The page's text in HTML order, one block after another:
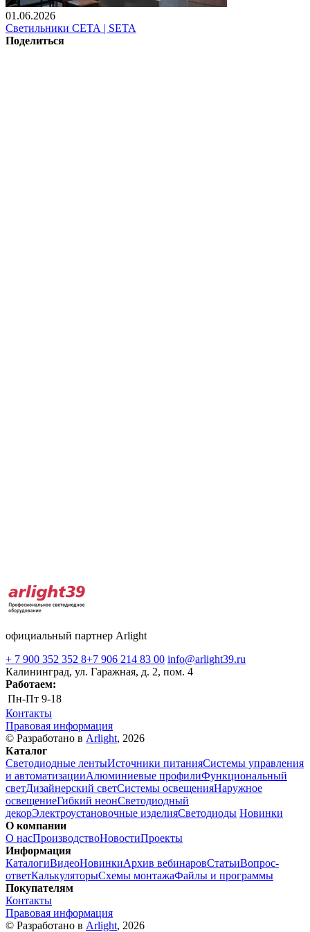
01.06.2026
Светильники СЕТА | SETA
Поделиться
официальный партнер Arlight
+ 7 900 352 352 8+7 906 214 83 00 info@arlight39.ru
Калининград, ул. Гаражная, д. 2, пом. 4
Работаем:
Пн-Пт 9-18
Контакты
Правовая информация
© Разработано в Arlight, 2026
Каталог
Светодиодные лентыИсточники питанияСистемы управления
и автоматизацииАлюминиевые профилиФункциональный
светДизайнерский светСистемы освещенияНаружное
освещениеГибкий неонСветодиодный
декорЭлектроустановочные изделияСветодиоды Новинки
О компании
О насПроизводствоНовостиПроекты
Информация
КаталогиВидеоНовинкиАрхив вебинаровСтатьиВопрос-
ответКалькуляторыСхемы монтажаФайлы и программы
Покупателям
Контакты
Правовая информация
© Разработано в Arlight, 2026